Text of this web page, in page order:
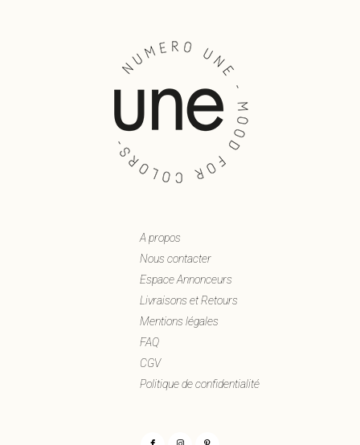
A propos
Nous contacter
Espace Annonceurs
Livraisons et Retours
Mentions légales
FAQ
CGV
Politique de confidentialité